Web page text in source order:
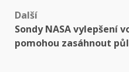
Další
Sondy NASA vylepšení
pomohou zasáhnout